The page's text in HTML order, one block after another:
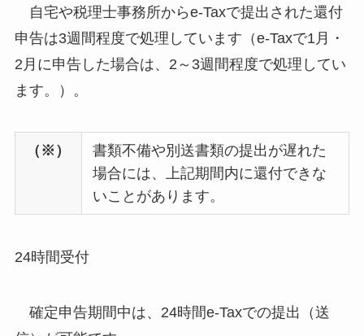
自宅や税理士事務所からe-Taxで提出された還付
申告は3週間程度で処理しています（e-Taxで1月・
2月に申告した場合は、2～3週間程度で処理してい
ます。）。
（※）
書類不備や別送書類の提出が遅れた
場合には、上記期間内に還付できな
いことがあります。
24時間受付
確定申告期間中は、24時間e-Taxでの提出（送